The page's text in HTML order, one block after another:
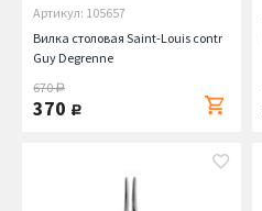
Артикул: 105657
Вилка столовая Saint-Louis contr
Guy Degrenne
670руб.
370 руб.